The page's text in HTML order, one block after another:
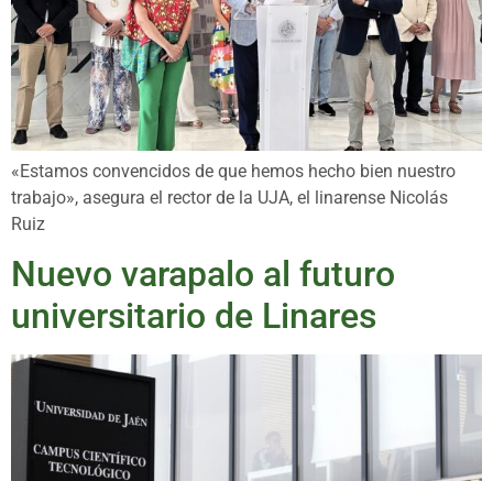
«Estamos convencidos de que hemos hecho bien nuestro
trabajo», asegura el rector de la UJA, el linarense Nicolás
Ruiz
Nuevo varapalo al futuro
universitario de Linares